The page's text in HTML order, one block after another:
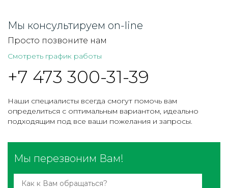
Мы консультируем on-line
Просто позвоните нам
Смотреть график работы
+7 473 300-31-39
Наши специалисты всегда смогут помочь вам
определиться с оптимальным вариантом, идеально
подходящим под все ваши пожелания и запросы.
Мы перезвоним Вам!